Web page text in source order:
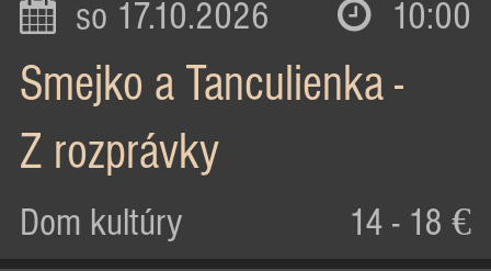
so 17.10.2026 10:00
Smejko a Tanculienka -
Z rozprávky
Dom kultúry 14 - 18 €